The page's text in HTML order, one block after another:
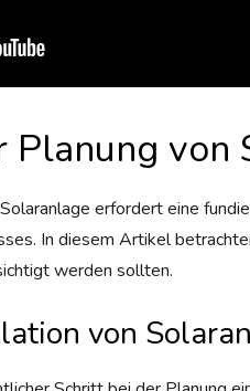
Planung von
erfordert eine
In diesem Artikel
werden sollten.
von